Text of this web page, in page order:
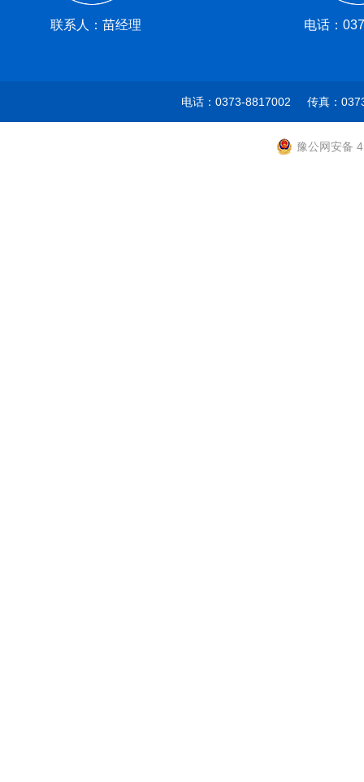
联系人：苗经理 电话：
电话：0373-8817002 传真：
豫公网安备